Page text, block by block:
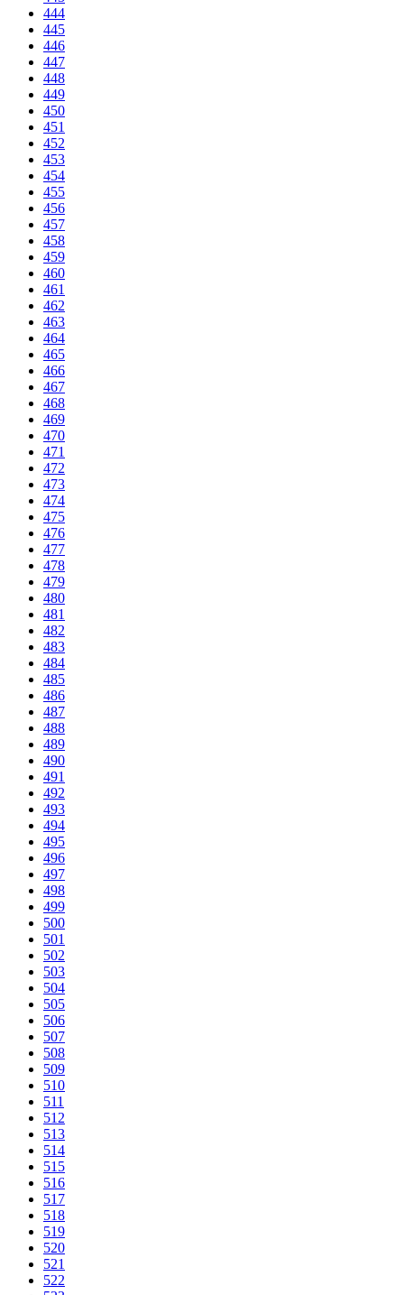
444
445
446
447
448
449
450
451
452
453
454
455
456
457
458
459
460
461
462
463
464
465
466
467
468
469
470
471
472
473
474
475
476
477
478
479
480
481
482
483
484
485
486
487
488
489
490
491
492
493
494
495
496
497
498
499
500
501
502
503
504
505
506
507
508
509
510
511
512
513
514
515
516
517
518
519
520
521
522